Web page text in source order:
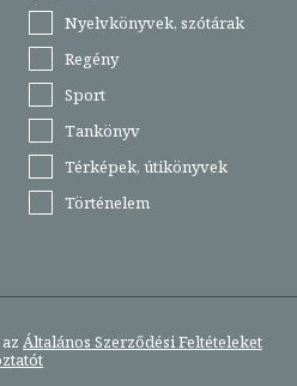
Nyelvkönyvek, szótárak
Regény
Sport
Tankönyv
Térképek, útikönyvek
Történelem
Általános Szerződési Feltételeket